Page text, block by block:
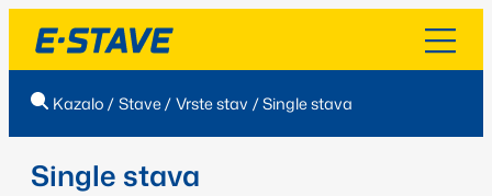
Kazalo/Stave/Vrste stav /Single stava
Single stava